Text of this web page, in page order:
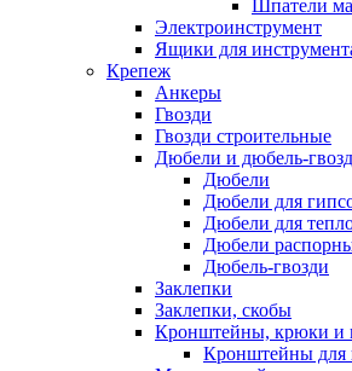
Шпатели
Электроинструмент
Ящики для
Крепеж
Анкеры
Гвозди
Гвозди строительные
Дюбели и дюбель-
Дюбели
Дюбели для
Дюбели для
Дюбели
Дюбель-гвозди
Заклепки
Заклепки, скобы
Кронштейны, крюки и
Кронштейны для